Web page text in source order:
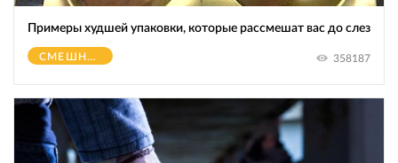
Примеры худшей упаковки, которые рассмешат вас до слез
СМЕШНОЕ 358187